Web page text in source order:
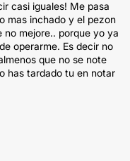
casi iguales! Me pasa
mas inchado y el pezon
no mejore.. porque yo ya
operarme. Es decir no
que no se note
has tardado tu en notar